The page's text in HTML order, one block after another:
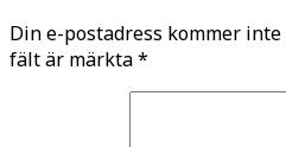
Din e-postadress kommer
fält är märkta*